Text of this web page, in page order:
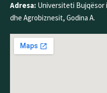
Adresa: Universiteti Bujqësor
dhe Agrobiznesit, Godina A.